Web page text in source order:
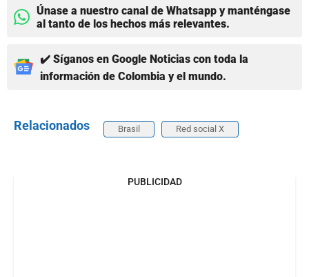
Únase a nuestro canal de Whatsapp y manténgase
al tanto de los hechos más relevantes.
✔️ Síganos en Google Noticias con toda la
información de Colombia y el mundo.
Relacionados Brasil Red social X
PUBLICIDAD